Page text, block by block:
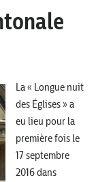
La « Longue nuit
des Églises » a
eu lieu pour la
première fois le
17 septembre
2016 dans